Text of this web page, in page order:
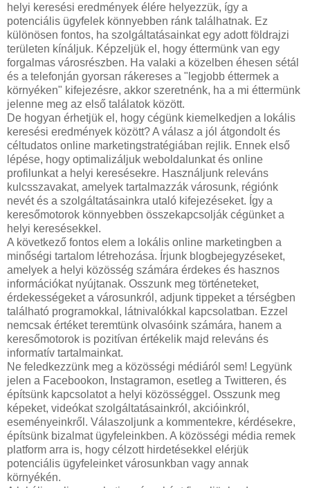
helyi keresési eredmények élére helyezzük, így a
potenciális ügyfelek könnyebben ránk találhatnak. Ez
különösen fontos, ha szolgáltatásainkat egy adott földrajzi
területen kínáljuk. Képzeljük el, hogy éttermünk van egy
forgalmas városrészben. Ha valaki a közelben éhesen sétál
és a telefonján gyorsan rákereses a "legjobb éttermek a
környéken" kifejezésre, akkor szeretnénk, ha a mi éttermünk
jelenne meg az első találatok között.
De hogyan érhetjük el, hogy cégünk kiemelkedjen a lokális
keresési eredmények között? A válasz a jól átgondolt és
céltudatos online marketingstratégiában rejlik. Ennek első
lépése, hogy optimalizáljuk weboldalunkat és online
profilunkat a helyi keresésekre. Használjunk releváns
kulcsszavakat, amelyek tartalmazzák városunk, régiónk
nevét és a szolgáltatásainkra utaló kifejezéseket. Így a
keresőmotorok könnyebben összekapcsolják cégünket a
helyi keresésekkel.
A következő fontos elem a lokális online marketingben a
minőségi tartalom létrehozása. Írjunk blogbejegyzéseket,
amelyek a helyi közösség számára érdekes és hasznos
információkat nyújtanak. Osszunk meg történeteket,
érdekességeket a városunkról, adjunk tippeket a térségben
található programokkal, látnivalókkal kapcsolatban. Ezzel
nemcsak értéket teremtünk olvasóink számára, hanem a
keresőmotorok is pozitívan értékelik majd releváns és
informatív tartalmainkat.
Ne feledkezzünk meg a közösségi médiáról sem! Legyünk
jelen a Facebookon, Instagramon, esetleg a Twitteren, és
építsünk kapcsolatot a helyi közösséggel. Osszunk meg
képeket, videókat szolgáltatásainkról, akcióinkról,
eseményeinkről. Válaszoljunk a kommentekre, kérdésekre,
építsünk bizalmat ügyfeleinkben. A közösségi média remek
platform arra is, hogy célzott hirdetésekkel elérjük
potenciális ügyfeleinket városunkban vagy annak
környékén.